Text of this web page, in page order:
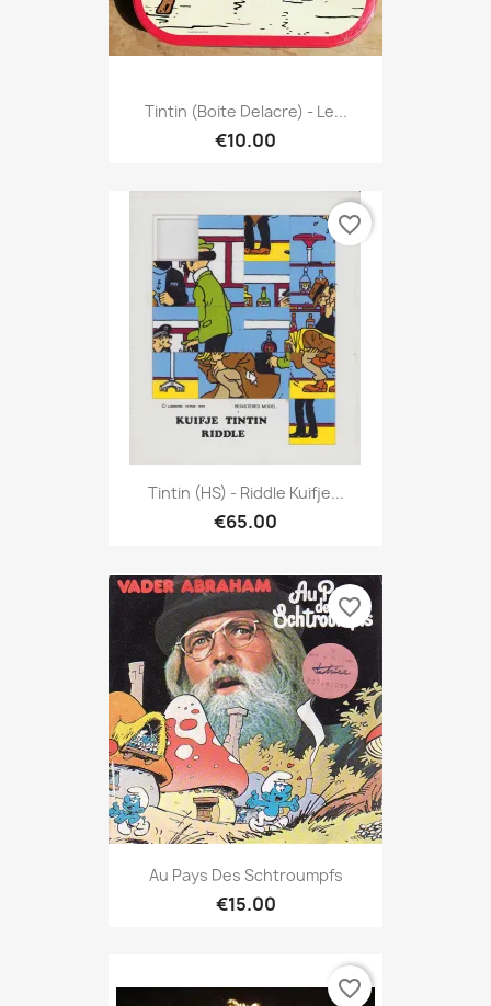
Tintin (Boite Delacre) - Le...
€10.00
Tintin (HS) - Riddle Kuifje...
€65.00
favorite_border
Au Pays Des Schtroumpfs
€15.00
favorite_border
favorite_border